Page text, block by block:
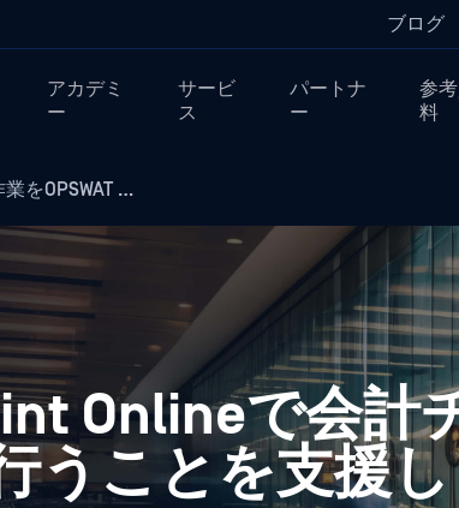
ブログ
アカデミ
ー
サービ
ス
パートナ
ー
参
料
をOPSWAT …
Onlineで会計
うことを支援